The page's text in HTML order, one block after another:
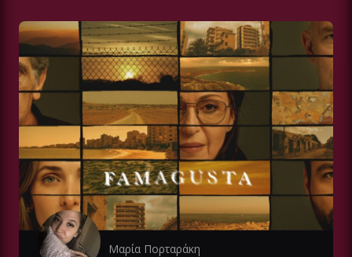
Μαρία Πορταράκη